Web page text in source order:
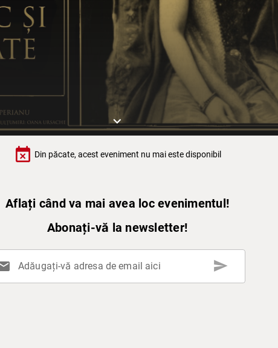
keyboard_arrow_down
event_busy Din păcate, acest eveniment nu mai este disponibil
Aflați când va mai avea loc evenimentul!
Abonați-vă la newsletter!
Adăugați-vă adresa de email aici send